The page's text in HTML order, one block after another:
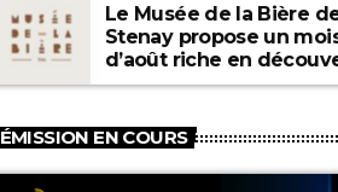
Le Musée de la Bière
Stenay propose un
d’août riche en
ÉMISSION EN COURS